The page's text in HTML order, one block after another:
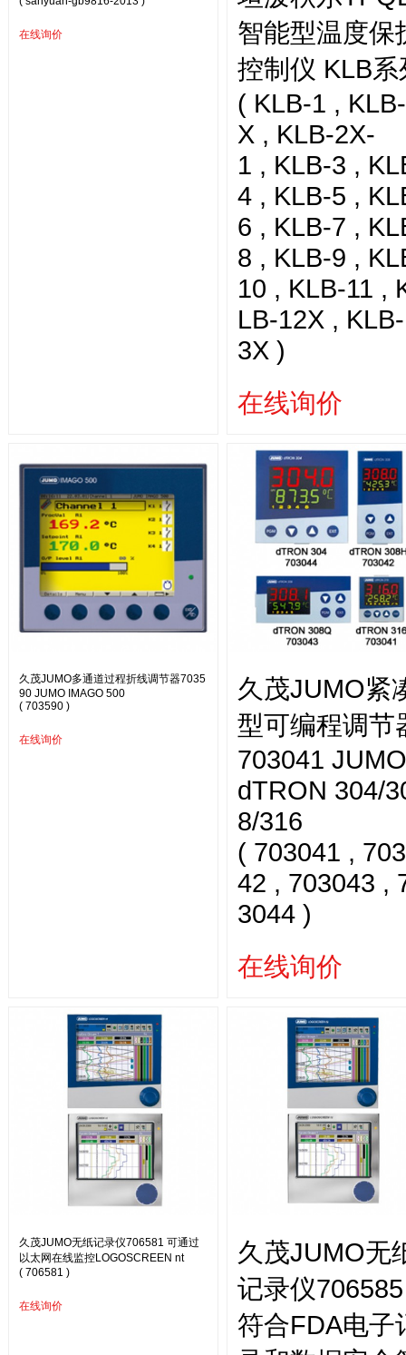
在线询价
智能型温度保
控制仪 KLB系
( KLB-1 ,
X , KLB-2X-
1 , KLB-3 ,
4 , KLB-5 ,
6 , KLB-7 ,
8 , KLB-9 ,
10 , KLB-11 ,
LB-12X ,
3X )
在线询价
久茂JUMO多通道过程折线调节器7035
90 JUMO IMAGO 500
( 703590 )
在线询价
久茂JUMO紧
型可编程调节
703041 JUMO
dTRON 304/
8/316
( 703041 ,
42 , 703043 ,
3044 )
在线询价
久茂JUMO无纸记录仪706581 可通过
以太网在线监控LOGOSCREEN nt
( 706581 )
在线询价
久茂JUMO无
记录仪706585
符合FDA电子